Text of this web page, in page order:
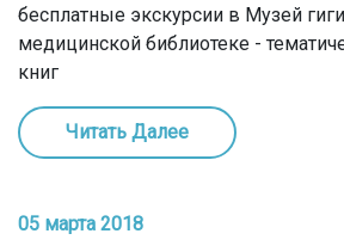
бесплатные экскурсии в Музей
медицинской библиотеке -
книг
Читать Далее
05 марта 2018